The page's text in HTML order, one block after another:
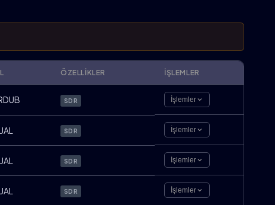
ÖZELLIKLER İŞLEMLER
SDR İşlemler
SDR İşlemler
SDR İşlemler
SDR İşlemler